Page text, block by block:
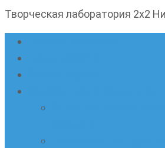
Творческая лаборатория 2х2